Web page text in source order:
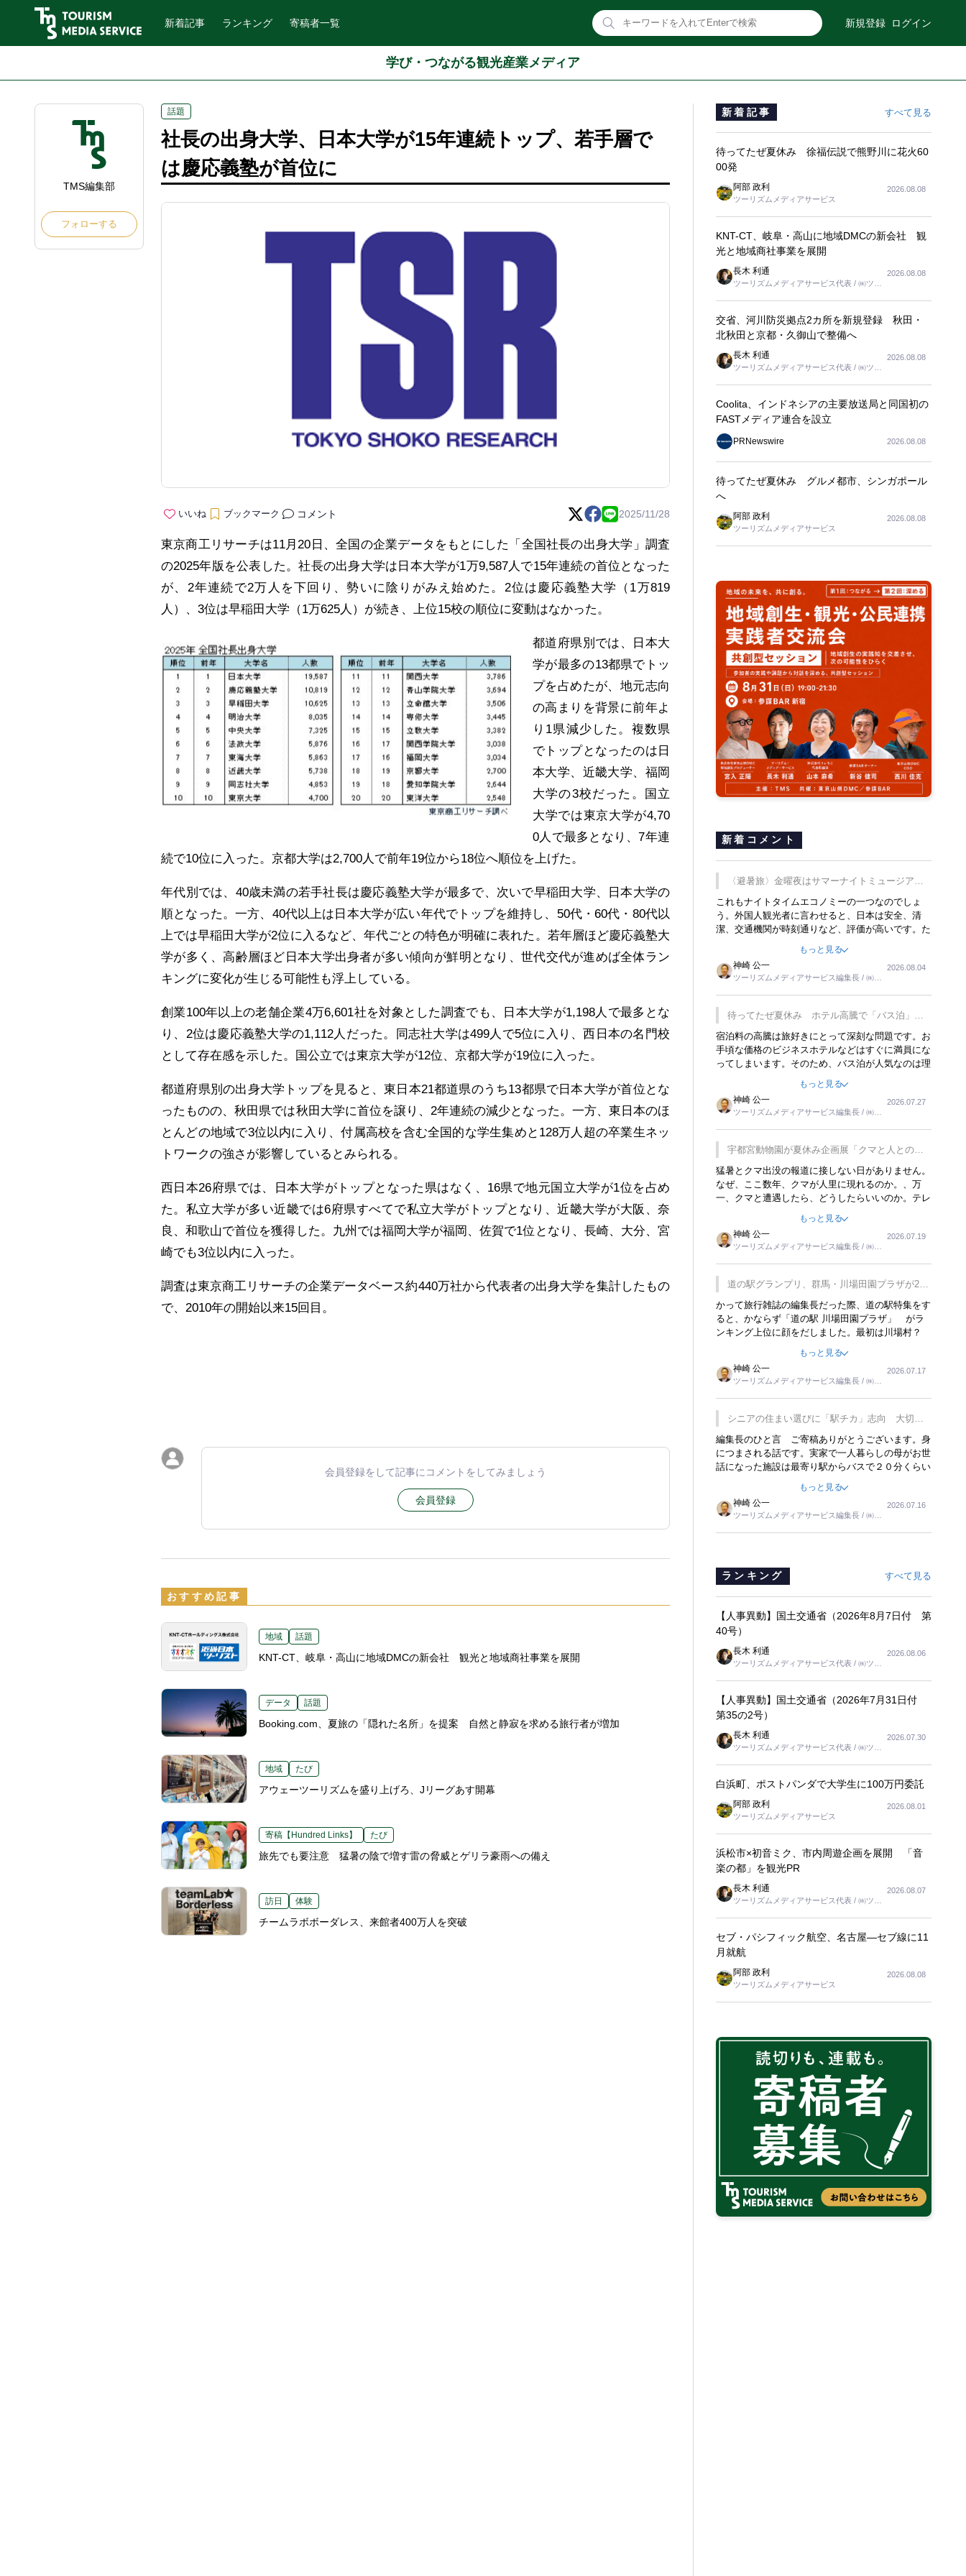
新着記事 ランキング 寄稿者一覧 新規登録 ログイン
学び・つながる観光産業メディア
TMS編集部
フォローする
話題
社長の出身大学、日本大学が15年連続トップ、若手層で
は慶応義塾が首位に
いいね ブックマーク コメント 2025/11/28
東京商工リサーチは11月20日、全国の企業データをもとにした「全国社長の出身大学」調査
の2025年版を公表した。社長の出身大学は日本大学が1万9,587人で15年連続の首位となった
が、2年連続で2万人を下回り、勢いに陰りがみえ始めた。2位は慶応義塾大学（1万819
人）、3位は早稲田大学（1万625人）が続き、上位15校の順位に変動はなかった。
都道府県別では、日本大
学が最多の13都県でトッ
プを占めたが、地元志向
の高まりを背景に前年よ
り1県減少した。複数県
でトップとなったのは日
本大学、近畿大学、福岡
大学の3校だった。国立
大学では東京大学が4,70
0人で最多となり、7年連
続で10位に入った。京都大学は2,700人で前年19位から18位へ順位を上げた。
年代別では、40歳未満の若手社長は慶応義塾大学が最多で、次いで早稲田大学、日本大学の
順となった。一方、40代以上は日本大学が広い年代でトップを維持し、50代・60代・80代以
上では早稲田大学が2位に入るなど、年代ごとの特色が明確に表れた。若年層ほど慶応義塾大
学が多く、高齢層ほど日本大学出身者が多い傾向が鮮明となり、世代交代が進めば全体ラン
キングに変化が生じる可能性も浮上している。
創業100年以上の老舗企業4万6,601社を対象とした調査でも、日本大学が1,198人で最多とな
り、2位は慶応義塾大学の1,112人だった。同志社大学は499人で5位に入り、西日本の名門校
として存在感を示した。国公立では東京大学が12位、京都大学が19位に入った。
都道府県別の出身大学トップを見ると、東日本21都道県のうち13都県で日本大学が首位とな
ったものの、秋田県では秋田大学に首位を譲り、2年連続の減少となった。一方、東日本のほ
とんどの地域で3位以内に入り、付属高校を含む全国的な学生集めと128万人超の卒業生ネッ
トワークの強さが影響しているとみられる。
西日本26府県では、日本大学がトップとなった県はなく、16県で地元国立大学が1位を占め
た。私立大学が多い近畿では6府県すべてで私立大学がトップとなり、近畿大学が大阪、奈
良、和歌山で首位を獲得した。九州では福岡大学が福岡、佐賀で1位となり、長崎、大分、宮
崎でも3位以内に入った。
調査は東京商工リサーチの企業データベース約440万社から代表者の出身大学を集計したもの
で、2010年の開始以来15回目。
会員登録をして記事にコメントをしてみましょう
会員登録
おすすめ記事
地域 話題
KNT-CT、岐阜・高山に地域DMCの新会社 観光と地域商社事業を展開
データ 話題
Booking.com、夏旅の「隠れた名所」を提案 自然と静寂を求める旅行者が増加
地域 たび
アウェーツーリズムを盛り上げろ、Jリーグあす開幕
寄稿【Hundred Links】 たび
旅先でも要注意 猛暑の陰で増す雷の脅威とゲリラ豪雨への備え
訪日 体験
チームラボボーダレス、来館者400万人を突破
新着記事 すべて見る
待ってたぜ夏休み 徐福伝説で熊野川に花火60
00発
阿部 政利
ツーリズムメディアサービス
2026.08.08
KNT-CT、岐阜・高山に地域DMCの新会社 観
光と地域商社事業を展開
長木 利通
ツーリズムメディアサービス代表 / ㈱ツー
2026.08.08
交省、河川防災拠点2カ所を新規登録 秋田・
北秋田と京都・久御山で整備へ
長木 利通
ツーリズムメディアサービス代表 / ㈱ツー
2026.08.08
Coolita、インドネシアの主要放送局と同国初の
FASTメディア連合を設立
PRNewswire 2026.08.08
待ってたぜ夏休み グルメ都市、シンガポール
へ
阿部 政利
ツーリズムメディアサービス
2026.08.08
新着コメント
〈避暑旅〉金曜夜はサマーナイトミュージア
ム、都立6施設で
これもナイトタイムエコノミーの一つなのでしょ
う。外国人観光者に言わせると、日本は安全、清
潔、交通機関が時刻通りなど、評価が高いです。た
す。そのような意味で、金曜夜にこのようなイベン
トが行われれば、日本人に限らず外国人にとっても
楽しみが増えるでしょうね。
もっと見る
神崎 公一
ツーリズムメディアサービス編集長 / ㈱ツ
2026.08.04
待ってたぜ夏休み ホテル高騰で「バス泊」人
気
宿泊料の高騰は旅好きにとって深刻な問題です。お
手頃な価格のビジネスホテルなどはすぐに満員にな
ってしまいます。そのため、バス泊が人気なのは理
行をした時は、移動はグレイハウンドバスでした。
夕方から夜の便を利用してホテル代を浮かせていま
した。ただし、若いからできたことです。若い人が
夜行バスで京都に行った、青森に行ったと聞くと、
疲れが残らないのかなと思ってしまいます。
もっと見る
神崎 公一
ツーリズムメディアサービス編集長 / ㈱ツ
2026.07.27
宇都宮動物園が夏休み企画展「クマと人との距
離」を7月20日から開催
猛暑とクマ出没の報道に接しない日がありません。
なぜ、ここ数年、クマが人里に現れるのか。、万
一、クマと遭遇したら、どうしたらいいのか。テレ
るなんてことは、冗談でもいえません。そんな中
で、この企画展はタイムリーですね。
もっと見る
神崎 公一
ツーリズムメディアサービス編集長 / ㈱ツ
2026.07.19
道の駅グランプリ、群馬・川場田園プラザが2連
覇
かって旅行雑誌の編集長だった際、道の駅特集をす
ると、かならず「道の駅 川場田園プラザ」 がラ
ンキング上位に顔をだしました。最初は川場村？
れ永井 彰一社長にインタビューしたら、興味深い
話が次々が飛び出しました。プレゼンも巧みで、今
でも思い出すことが２つあります。一つは、従業員
に東京ディズニーランドを見学させ、サービス業、
接客業の何かを理解してもらっていることです。
もう一つは1800円もするプレミアムヨーグルトを
販売するにあたり、社内に懸念もあったそうです。
永井社長は、駐車場に都内ナンバーの高級外車が停
まっていることに目をつけ、高級商品でも売れると
確信したそうです。今回の記事を懐かしく読みまし
もっと見る
神崎 公一
ツーリズムメディアサービス編集長 / ㈱ツ
2026.07.17
シニアの住まい選びに「駅チカ」志向 大切な
のは出かけたくなる暮らし
編集長のひと言 ご寄稿ありがとうございます。身
につまされる話です。実家で一人暮らしの母がお世
話になった施設は最寄り駅からバスで２０分くらい
りました。母の住まいから近いという理由で、その
施設を選択したのですが、私と妹にとっては、半日
仕事ででした。シニアの住まい選びは、当人だけで
はなく、世話をする家族の足の便も考えない外池な
もっと見る
神崎 公一
ツーリズムメディアサービス編集長 / ㈱ツ
2026.07.16
ランキング すべて見る
【人事異動】国土交通省（2026年8月7日付 第
40号）
長木 利通
ツーリズムメディアサービス代表 / ㈱ツー
2026.08.06
【人事異動】国土交通省（2026年7月31日付
第35の2号）
長木 利通
ツーリズムメディアサービス代表 / ㈱ツー
2026.07.30
白浜町、ポストパンダで大学生に100万円委託
阿部 政利
ツーリズムメディアサービス
2026.08.01
浜松市×初音ミク、市内周遊企画を展開 「音
楽の都」を観光PR
長木 利通
ツーリズムメディアサービス代表 / ㈱ツー
2026.08.07
セブ・パシフィック航空、名古屋―セブ線に11
月就航
阿部 政利
ツーリズムメディアサービス
2026.08.08